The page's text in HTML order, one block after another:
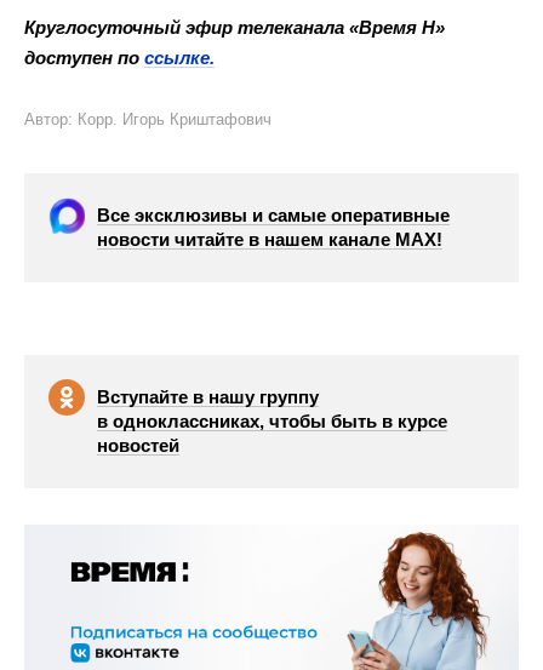
Круглосуточный эфир телеканала «Время Н»
доступен по ссылке.
Автор: Корр. Игорь Криштафович
Все эксклюзивы и самые оперативные
новости читайте в нашем канале МАХ!
Вступайте в нашу группу
в одноклассниках, чтобы быть в курсе
новостей